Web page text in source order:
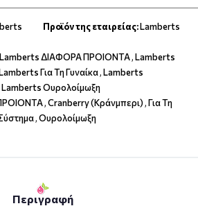
Προϊόν της εταιρείας:Lamberts
Lamberts ΔΙΑΦΟΡΑ ΠΡΟΙΟΝΤΑ,Lamberts
Για Τη Γυναίκα,Lamberts
Lamberts Ουρολοίμωξη
,Cranberry (Κράνμπερι),Για Τη
,Ουρολοίμωξη
Περιγραφή